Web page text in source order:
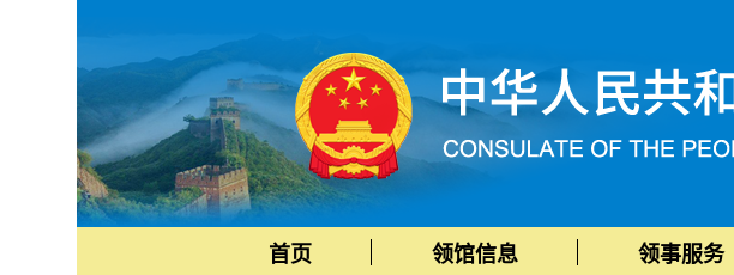
首页 领馆信息 领事服务